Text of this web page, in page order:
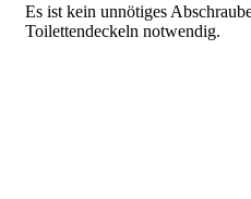
Es ist kein unnötiges
Toilettendeckeln notwendig.